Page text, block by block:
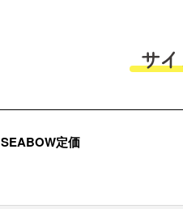
サ
SEABOW定価